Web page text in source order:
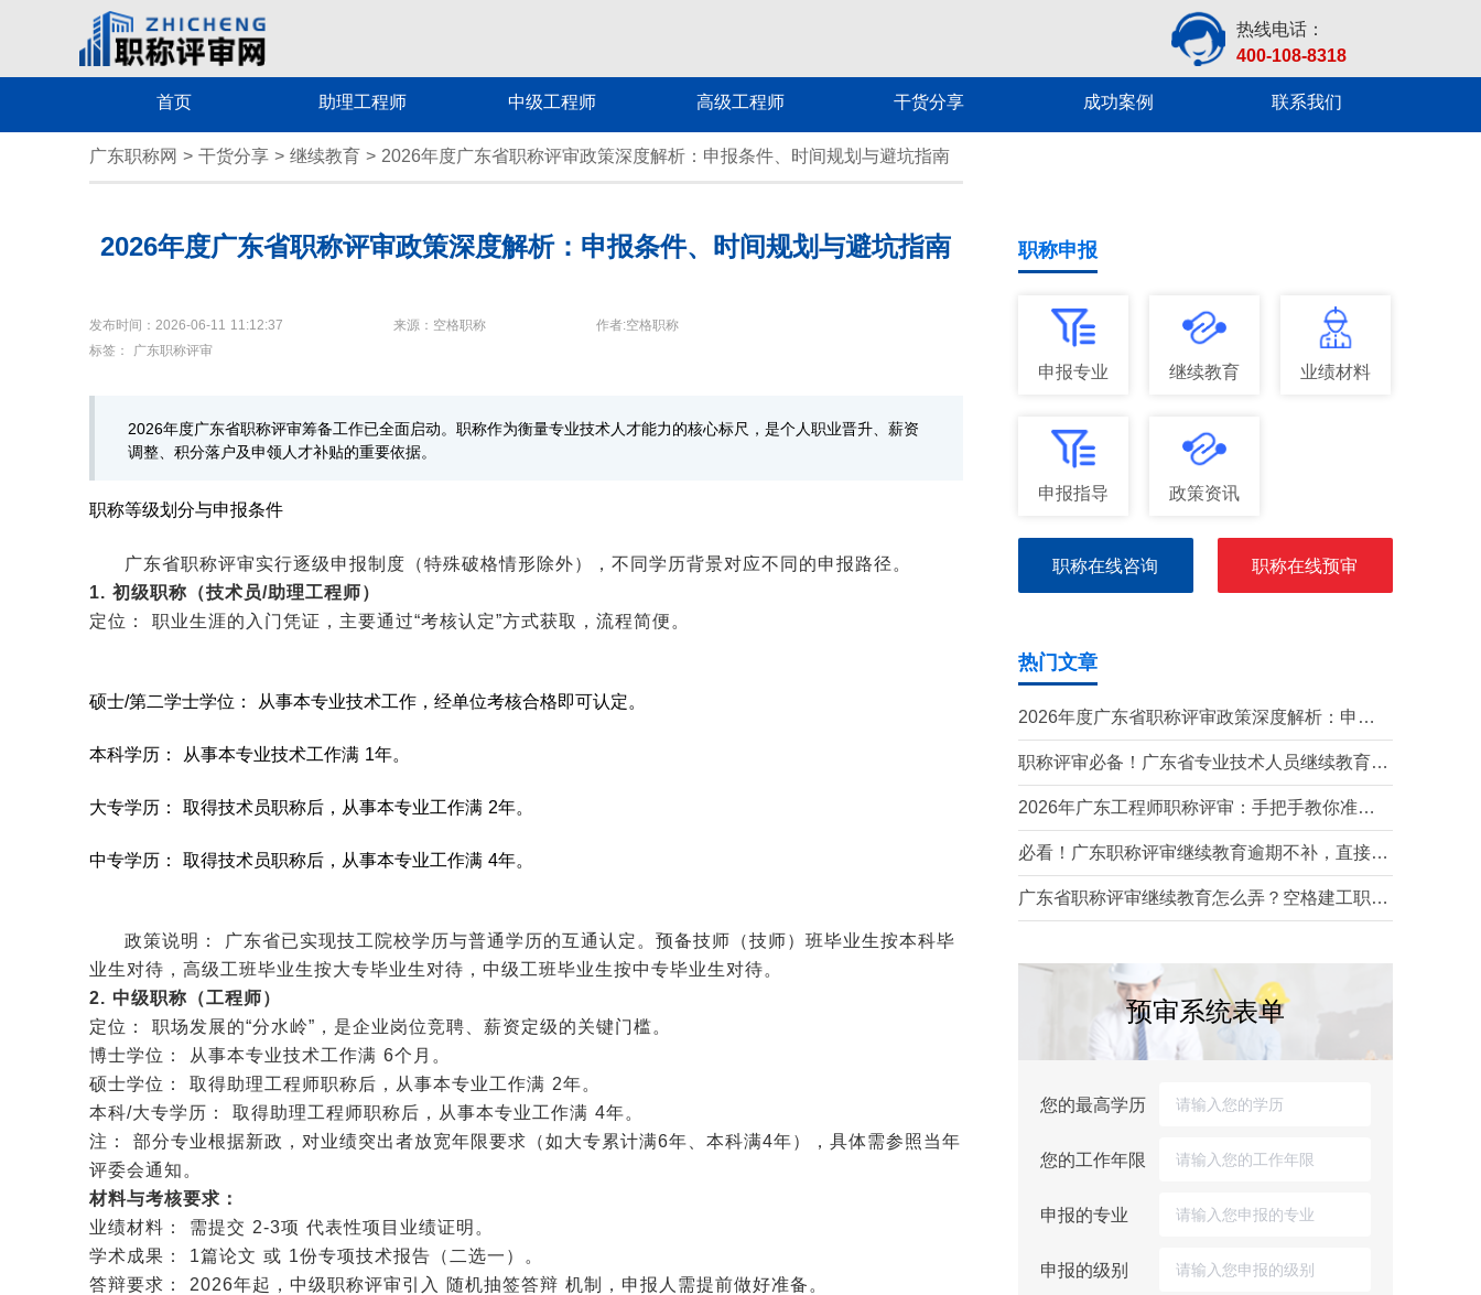
热线电话：
400-108-8318
首页 助理工程师 中级工程师 高级工程师 干货分享 成功案例 联系我们
广东职称网 > 干货分享 > 继续教育 > 2026年度广东省职称评审政策深度解析：申报条件、时间规划与避坑指南
2026年度广东省职称评审政策深度解析：申报条件、时间规划与避坑指南
发布时间：2026-06-11 11:12:37 来源：空格职称
作者:空格职称
标签：
广东职称评审
2026年度广东省职称评审筹备工作已全面启动。职称作为衡量专业技术人才能力的核心标尺，是个人职业晋升、薪资
调整、积分落户及申领人才补贴的重要依据。
职称等级划分与申报条件
广东省职称评审实行逐级申报制度（特殊破格情形除外），不同学历背景对应不同的申报路径。
1. 初级职称（技术员/助理工程师）
定位： 职业生涯的入门凭证，主要通过“考核认定”方式获取，流程简便。
硕士/第二学士学位： 从事本专业技术工作，经单位考核合格即可认定。
本科学历： 从事本专业技术工作满 1年。
大专学历： 取得技术员职称后，从事本专业工作满 2年。
中专学历： 取得技术员职称后，从事本专业工作满 4年。
政策说明： 广东省已实现技工院校学历与普通学历的互通认定。预备技师（技师）班毕业生按本科毕
业生对待，高级工班毕业生按大专毕业生对待，中级工班毕业生按中专毕业生对待。
2. 中级职称（工程师）
定位： 职场发展的“分水岭”，是企业岗位竞聘、薪资定级的关键门槛。
博士学位： 从事本专业技术工作满 6个月。
硕士学位： 取得助理工程师职称后，从事本专业工作满 2年。
本科/大专学历： 取得助理工程师职称后，从事本专业工作满 4年。
注： 部分专业根据新政，对业绩突出者放宽年限要求（如大专累计满6年、本科满4年），具体需参照当年
评委会通知。
材料与考核要求：
业绩材料： 需提交 2-3项 代表性项目业绩证明。
学术成果： 1篇论文 或 1份专项技术报告（二选一）。
答辩要求： 2026年起，中级职称评审引入 随机抽签答辩 机制，申报人需提前做好准备。
职称申报
申报专业 继续教育 业绩材料
申报指导 政策资讯
职称在线咨询 职称在线预审
热门文章
2026年度广东省职称评审政策深度解析：申报
条件、时间规划与避坑指南
职称评审必备！广东省专业技术人员继续教育学
时要求（2026年）
2026年广东工程师职称评审：手把手教你准备
申报材料
必看！广东职称评审继续教育逾期不补，直接影
响评审通过
广东省职称评审继续教育怎么弄？空格建工职称
最全攻略！
预审系统表单
您的最高学历
您的工作年限
申报的专业
申报的级别